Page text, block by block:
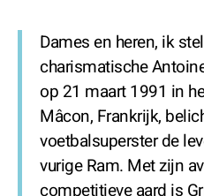
Dames en heren, ik
charismatische
op 21 maart 1991 in
Mâcon, Frankrijk,
voetbalsuperster de
vurige Ram. Met zijn
competitieve aard is